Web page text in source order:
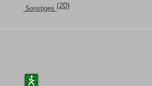
Sonstiges (20)